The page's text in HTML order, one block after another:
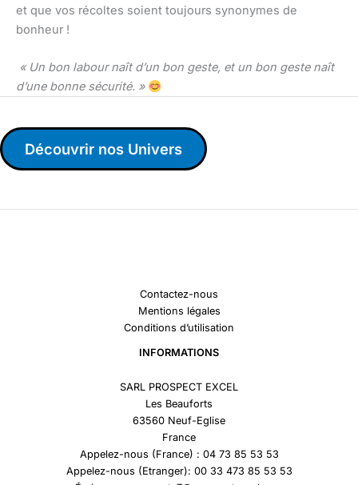
et que vos récoltes soient toujours synonymes de
bonheur !
« Un bon labour naît d’un bon geste, et un bon geste naît
d’une bonne sécurité. »
Découvrir nos Univers
Contactez-nous
Mentions légales
Conditions d’utilisation
INFORMATIONS
SARL PROSPECT EXCEL
Les Beauforts
63560 Neuf-Eglise
France
Appelez-nous (France) : 04 73 85 53 53
Appelez-nous (Etranger): 00 33 473 85 53 53